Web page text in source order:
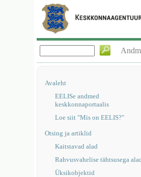
Avaleht
EELISe andmed
keskkonnaportaalis
Loe siit "Mis on EELIS?"
Otsing ja artiklid
Kaitstavad alad
Rahvusvahelise tähtsusega
Üksikobjektid